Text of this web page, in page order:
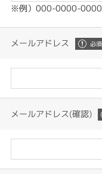
※例）000-0000-0000
メールアドレス
メールアドレス(確認)